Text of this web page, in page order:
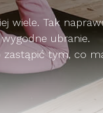
wiele. Tak
ubranie.
zastąpić tym, co